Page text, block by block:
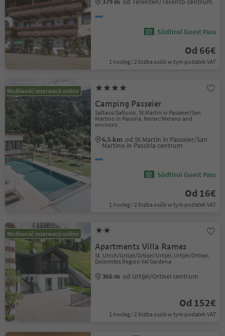
Südtirol Guest Pass
Od 66€
1 nocleg / 2 liczba osób w tym podatek VAT
Możliwość rezerwacji online
Camping Passeier
Saltaus/Saltusio, St.Martin in Passeier/San
Martino in Passiria, Meran/Merano and
environs
6.5 km od St.Martin in Passeier/San
Martino in Passiria centrum
Südtirol Guest Pass
Od 16€
1 nocleg / 2 liczba osób w tym podatek VAT
Możliwość rezerwacji online
Apartments Villa Rames
St. Ulrich/Urtijëi/Ortisei/Urtijëi, Urtijëi/Ortisei,
Dolomites Region Val Gardena
366 m od Urtijëi/Ortisei centrum
Od 152€
1 nocleg / 2 liczba osób w tym podatek VAT